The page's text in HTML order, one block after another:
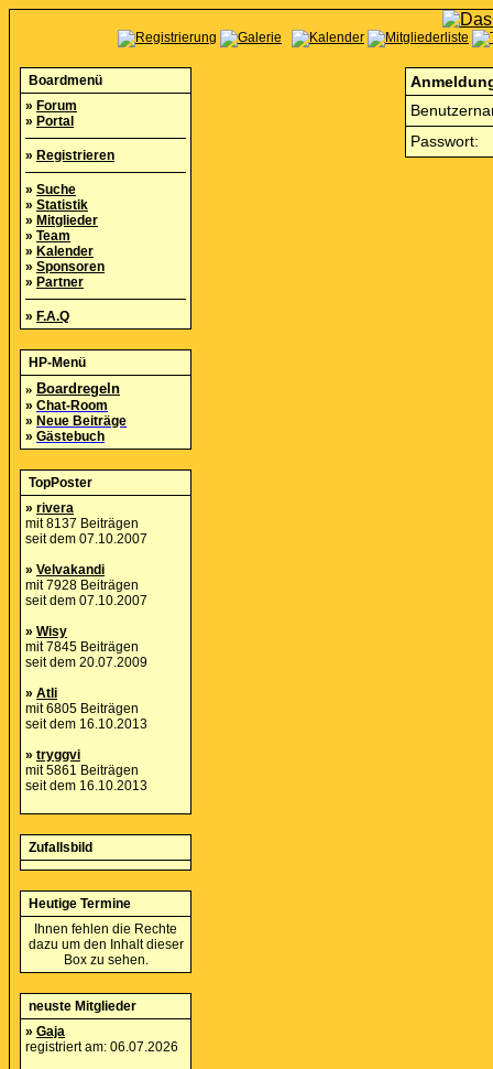
Boardmenü
» Forum
» Portal
» Registrieren
» Suche
» Statistik
» Mitglieder
» Team
» Kalender
» Sponsoren
» Partner
» F.A.Q
HP-Menü
» Boardregeln
» Chat-Room
» Neue Beiträge
» Gästebuch
TopPoster
» rivera
mit 8137 Beiträgen
seit dem 07.10.2007
» Velvakandi
mit 7928 Beiträgen
seit dem 07.10.2007
» Wisy
mit 7845 Beiträgen
seit dem 20.07.2009
» Atli
mit 6805 Beiträgen
seit dem 16.10.2013
» tryggvi
mit 5861 Beiträgen
seit dem 16.10.2013
Zufallsbild
Heutige Termine
Ihnen fehlen die Rechte
dazu um den Inhalt dieser
Box zu sehen.
neuste Mitglieder
» Gaja
registriert am: 06.07.2026
Passwort: